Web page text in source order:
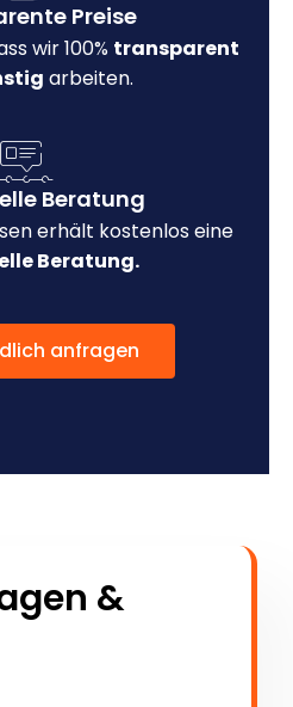
Preise
wir 100% transparent
arbeiten.
Beratung
erhält kostenlos eine
Beratung.
anfragen
&